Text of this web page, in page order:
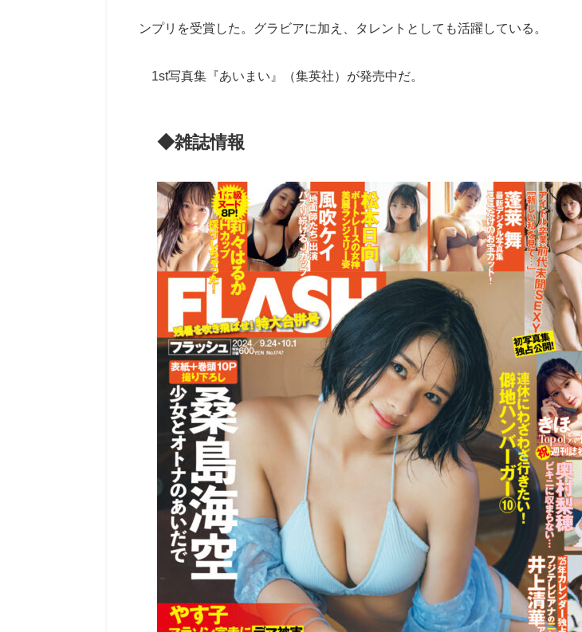
ンプリを受賞した。グラビアに加え、タレントとしても活躍している。
1st写真集『あいまい』（集英社）が発売中だ。
◆雑誌情報